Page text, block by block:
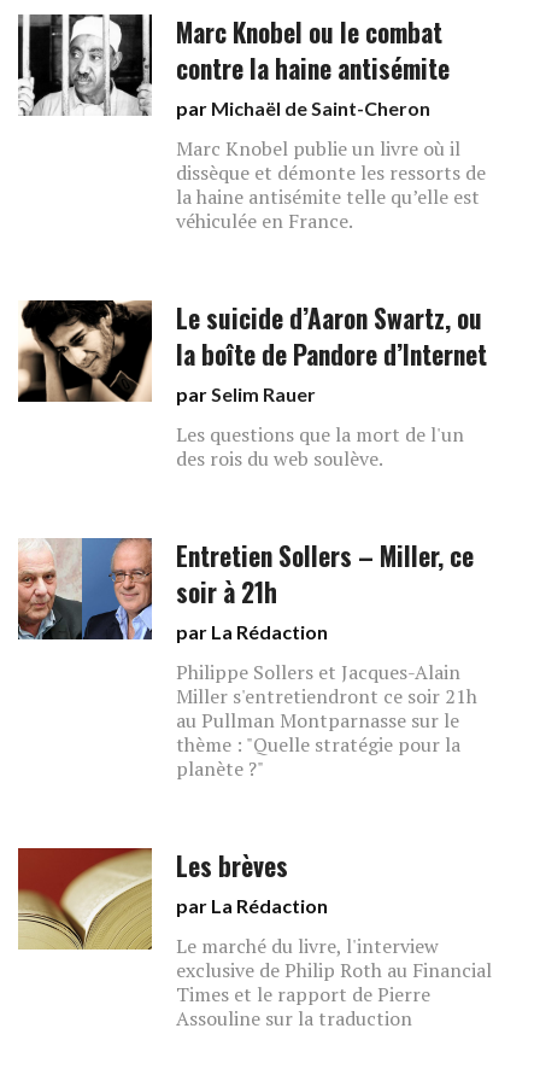
Marc Knobel ou le combat
contre la haine antisémite
par Michaël de Saint-Cheron
Marc Knobel publie un livre où il
dissèque et démonte les ressorts de
la haine antisémite telle qu’elle est
véhiculée en France.
Le suicide d’Aaron Swartz, ou
la boîte de Pandore d’Internet
parSelim Rauer
Les questions que la mort de l'un
des rois du web soulève.
Entretien Sollers – Miller, ce
soir à 21h
par La Rédaction
Philippe Sollers et Jacques-Alain
Miller s'entretiendront ce soir 21h
au Pullman Montparnasse sur le
thème : "Quelle stratégie pour la
planète ?"
Les brèves
par La Rédaction
Le marché du livre, l'interview
exclusive de Philip Roth au Financial
Times et le rapport de Pierre
Assouline sur la traduction